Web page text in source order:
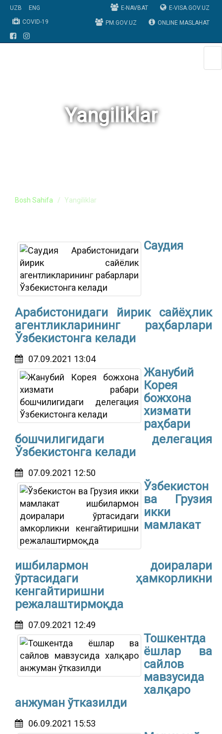
UZB
ENG
COVID-19
E-NAVBAT E-VISA.GOV.UZ
PM.GOV.UZ ONLINE MASLAHAT
Yangiliklar
Bosh Sahifa Yangiliklar
Саудия
Арабистонидаги йирик сайёҳлик
агентликларининг раҳбарлари
Ўзбекистонга келади
07.09.2021 13:04
Жанубий
Корея
божхона
хизмати
раҳбари
бошчилигидаги делегация
Ўзбекистонга келади
07.09.2021 12:50
Ўзбекистон
ва Грузия
икки
мамлакат
ишбилармон доиралари
ўртасидаги ҳамкорликни
кенгайтиришни
режалаштирмоқда
07.09.2021 12:49
Тошкентда
ёшлар ва
сайлов
мавзусида
халқаро
анжуман ўтказилди
06.09.2021 15:53